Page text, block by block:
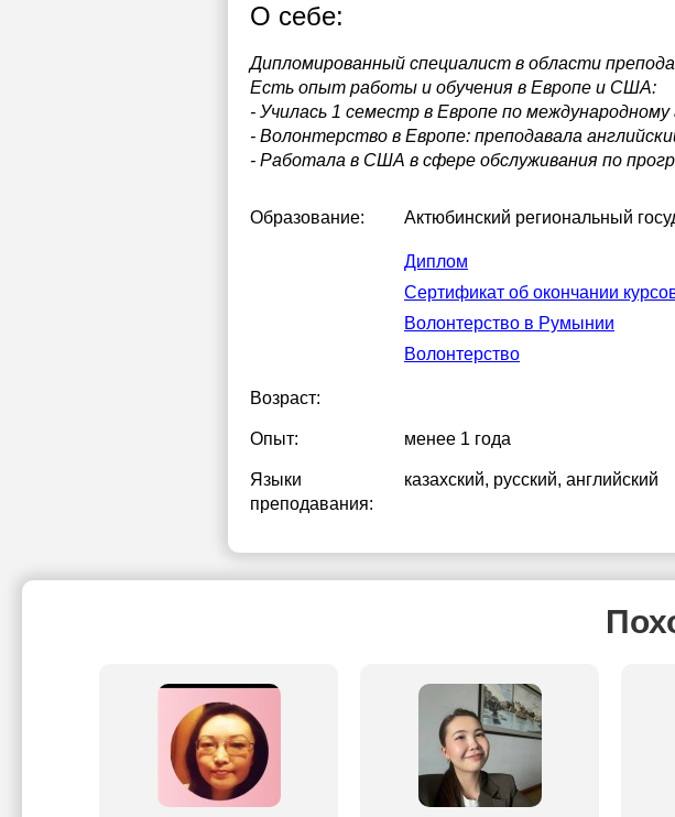
О себе:
Дипломированный специалист в области
Есть опыт работы и обучения в Европе и США:
- Училась 1 семестр в Европе по
- Волонтерство в Европе: преподавала
- Работала в США в сфере обслуживания по
Образование: Актюбинский региональный
Диплом
Сертификат об окончании
Волонтерство в Румынии
Волонтерство
Возраст:
Опыт: менее 1 года
Языки
преподавания:
казахский, русский, английский